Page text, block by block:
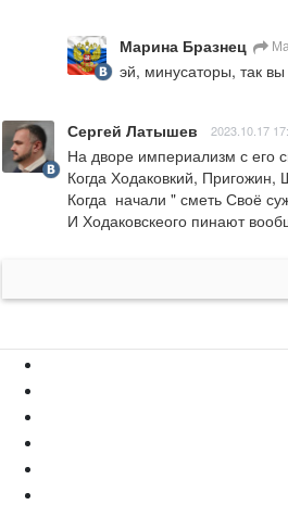
Марина Бразнец
эй, минусаторы, так
Сергей Латышев 2023.10.17
На дворе империализм с его
Когда Ходаковкий,
Когда  начали " сметь Своё
И Ходаковскеого пинают